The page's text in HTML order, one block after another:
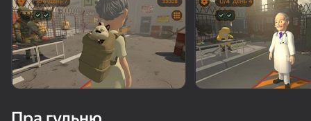
Павярніце прыладу
Гульня працуе толькі ў гарызантальнай
арыентацыі